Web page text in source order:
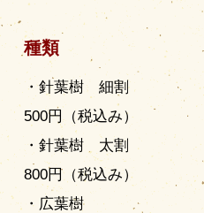
種類
・針葉樹 細割
500円（税込み）
・針葉樹 太割
800円（税込み）
・広葉樹